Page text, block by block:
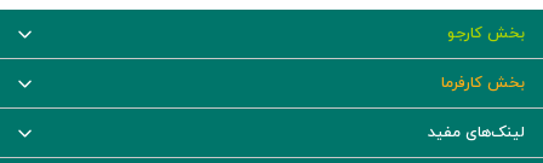
بخش کارجو
بخش کارفرما
لینک‌های مفید